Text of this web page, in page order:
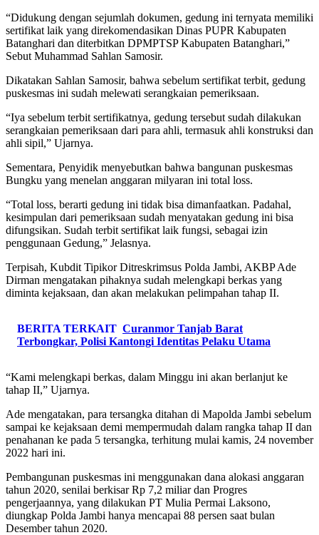
“Didukung dengan sejumlah dokumen, gedung ini ternyata memiliki
sertifikat laik yang direkomendasikan Dinas PUPR Kabupaten
Batanghari dan diterbitkan DPMPTSP Kabupaten Batanghari,”
Sebut Muhammad Sahlan Samosir.
Dikatakan Sahlan Samosir, bahwa sebelum sertifikat terbit, gedung
puskesmas ini sudah melewati serangkaian pemeriksaan.
“Iya sebelum terbit sertifikatnya, gedung tersebut sudah dilakukan
serangkaian pemeriksaan dari para ahli, termasuk ahli konstruksi dan
ahli sipil,” Ujarnya.
Sementara, Penyidik menyebutkan bahwa bangunan puskesmas
Bungku yang menelan anggaran milyaran ini total loss.
“Total loss, berarti gedung ini tidak bisa dimanfaatkan. Padahal,
kesimpulan dari pemeriksaan sudah menyatakan gedung ini bisa
difungsikan. Sudah terbit sertifikat laik fungsi, sebagai izin
penggunaan Gedung,” Jelasnya.
Terpisah, Kubdit Tipikor Ditreskrimsus Polda Jambi, AKBP Ade
Dirman mengatakan pihaknya sudah melengkapi berkas yang
diminta kejaksaan, dan akan melakukan pelimpahan tahap II.
BERITA TERKAIT Curanmor Tanjab Barat
Terbongkar, Polisi Kantongi Identitas Pelaku Utama
“Kami melengkapi berkas, dalam Minggu ini akan berlanjut ke
tahap II,” Ujarnya.
Ade mengatakan, para tersangka ditahan di Mapolda Jambi sebelum
sampai ke kejaksaan demi mempermudah dalam rangka tahap II dan
penahanan ke pada 5 tersangka, terhitung mulai kamis, 24 november
2022 hari ini.
Pembangunan puskesmas ini menggunakan dana alokasi anggaran
tahun 2020, senilai berkisar Rp 7,2 miliar dan Progres
pengerjaannya, yang dilakukan PT Mulia Permai Laksono,
diungkap Polda Jambi hanya mencapai 88 persen saat bulan
Desember tahun 2020.